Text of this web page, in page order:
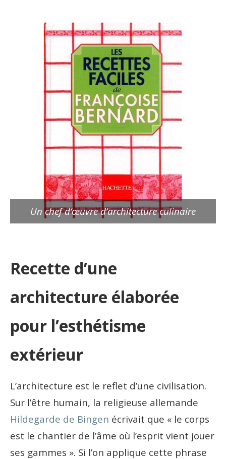
Un chef d’œuvre d’architecture culinaire
Recette d’une
architecture élaborée
pour l’esthétisme
extérieur
L’architecture est le reflet d’une civilisation.
Sur l’être humain, la religieuse allemande
Hildegarde de Bingen écrivait que « le corps
est le chantier de l’âme où l’esprit vient jouer
ses gammes ». Si l’on applique cette phrase